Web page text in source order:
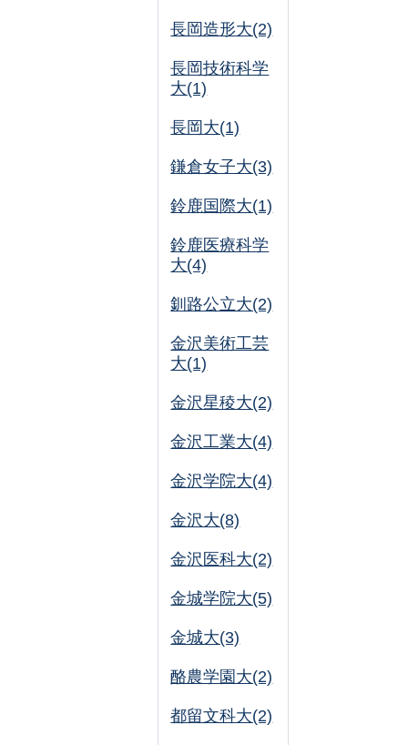
長岡造形大(2)
長岡技術科学
大(1)
長岡大(1)
鎌倉女子大(3)
鈴鹿国際大(1)
鈴鹿医療科学
大(4)
釧路公立大(2)
金沢美術工芸
大(1)
金沢星稜大(2)
金沢工業大(4)
金沢学院大(4)
金沢大(8)
金沢医科大(2)
金城学院大(5)
金城大(3)
酪農学園大(2)
都留文科大(2)